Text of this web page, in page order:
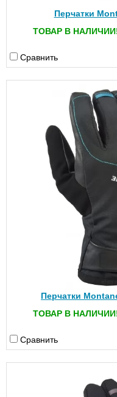
Перчатки
ТОВАР В
Сравнить
Перчатки
ТОВАР В
Сравнить